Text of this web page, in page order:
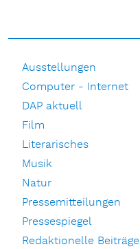
Ausstellungen
Computer - Internet
DAP aktuell
Film
Literarisches
Musik
Natur
Pressemitteilungen
Pressespiegel
Redaktionelle Beiträge